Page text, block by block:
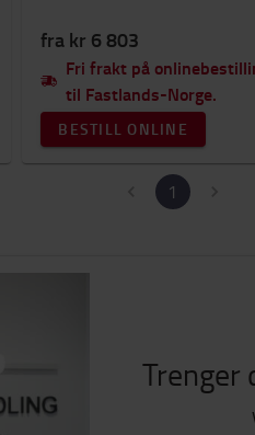
fra kr 6 803
Fri frakt på
til Fastlands-Norge.
BESTILL ONLINE
1
Trenger